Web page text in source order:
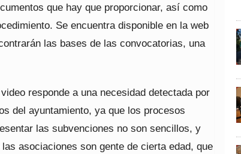
que hay que proporcionar, así como
Se encuentra disponible en la web
las bases de las convocatorias, una
responde a una necesidad detectada por
del ayuntamiento, ya que los procesos
las subvenciones no son sencillos, y
asociaciones son gente de cierta edad, que